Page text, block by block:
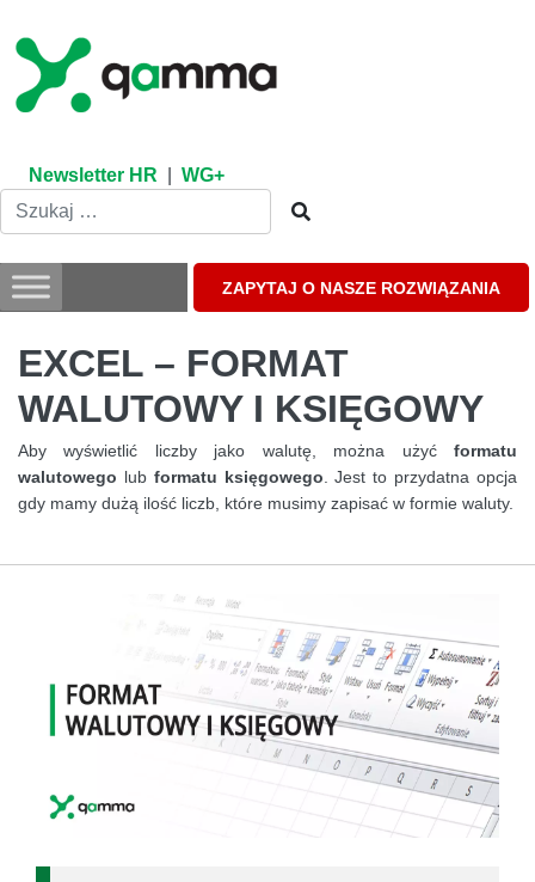
content
Newsletter HR WG+
ZAPYTAJ O NASZE ROZWIĄZANIA
EXCEL – FORMAT
WALUTOWY I KSIĘGOWY
Aby wyświetlić liczby jako walutę, można użyć formatu
walutowego lubformatu księgowego . Jest to przydatna opcja
gdy mamy dużą ilość liczb, które musimy zapisać w formie waluty.